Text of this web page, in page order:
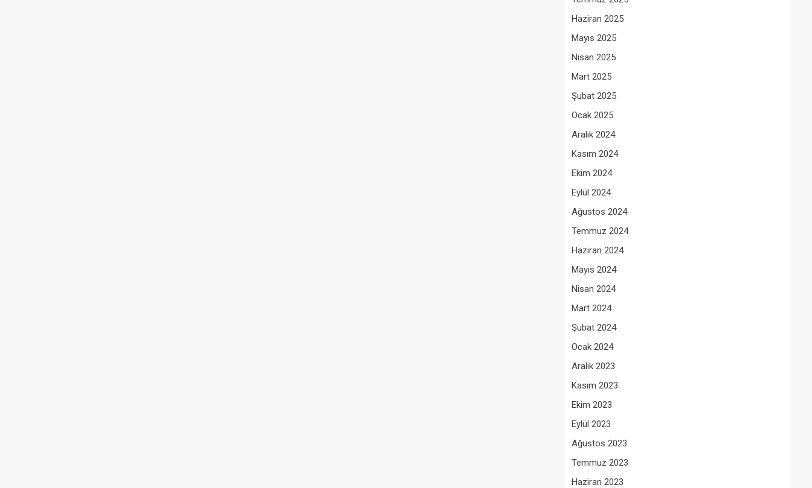
Haziran 2025
Mayıs 2025
Nisan 2025
Mart 2025
Şubat 2025
Ocak 2025
Aralık 2024
Kasım 2024
Ekim 2024
Eylül 2024
Ağustos 2024
Temmuz 2024
Haziran 2024
Mayıs 2024
Nisan 2024
Mart 2024
Şubat 2024
Ocak 2024
Aralık 2023
Kasım 2023
Ekim 2023
Eylül 2023
Ağustos 2023
Temmuz 2023
Haziran 2023